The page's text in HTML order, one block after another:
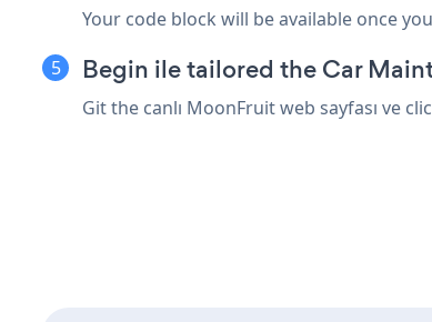
Your code block will be available once
Begin ile tailored the Car
Git the canlı MoonFruit web sayfası ve